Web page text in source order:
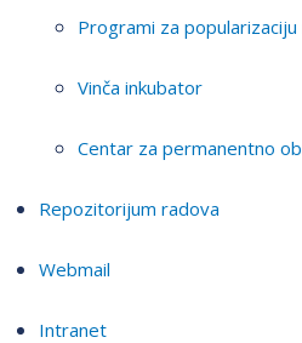
Programi za popularizaciju
Vinča inkubator
Centar za permanentno
Repozitorijum radova
Webmail
Intranet